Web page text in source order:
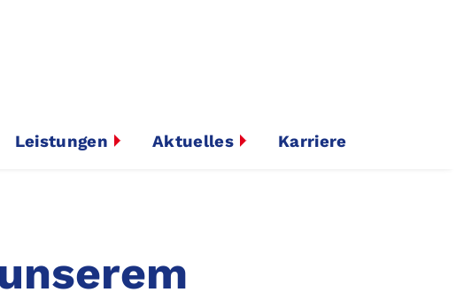
Leistungen Aktuelles Karriere